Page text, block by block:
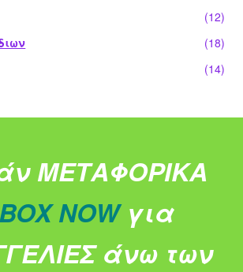
(12)
(18)
(14)
ΜΕΤΑΦΟΡΙΚΑ
BOX NOW για
άνω των